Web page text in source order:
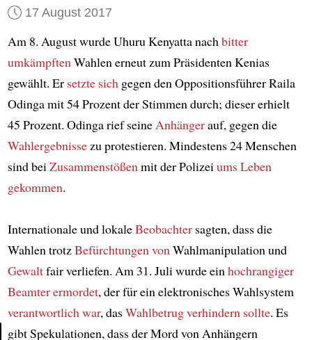
17 August 2017
Am 8. August wurde Uhuru Kenyatta nachbitter
umkämpftenWahlen erneut zum Präsidenten Kenias
gewählt. Er setzte sichgegen den Oppositionsführer Raila
Odinga mit 54 Prozent der Stimmen durch; dieser erhielt
45 Prozent. Odinga rief seineAnhängerauf, gegen die
Wahlergebnissezu protestieren. Mindestens 24 Menschen
sind beiZusammenstößenmit der Polizeiums Leben
gekommen.
Internationale und lokaleBeobachtersagten, dass die
Wahlen trotzBefürchtungen vonWahlmanipulation und
Gewaltfair verliefen. Am 31. Juli wurde einhochrangiger
Beamterermordet, der für ein elektronisches Wahlsystem
verantwortlich war, dasWahlbetrug verhindern sollte. Es
gibt Spekulationen, dass der Mord von Anhängern